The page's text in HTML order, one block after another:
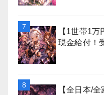
【1世帯1
現金給付！
【全日本/